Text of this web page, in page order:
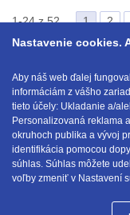
1-24 z 52 1 2
Nastavenie cookies.
Aby náš web ďalej
informáciám z vášho
tieto účely: Ukladanie a/
Personalizovaná reklama
okruhoch publika a vývoj
identifikácia pomocou
súhlas. Súhlas môžete
voľby zmeniť v Nastavení